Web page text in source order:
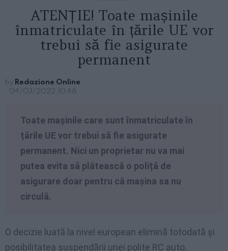
ATENȚIE! Toate mașinile
înmatriculate în țările UE vor
trebui să fie asigurate
permanent
by Redazione Online
04/03/2022, 10:46
Toate mașinile care sunt înmatriculate în
țările UE vor trebui să fie asigurate
permanent. Nici un proprietar nu va mai
putea evita să plătească o poliță de
asigurare doar pentru că mașina sa nu
circulă.
O decizie luată la nivel european elimină totodată și
posibilitatea suspendării unei polițe RC auto,